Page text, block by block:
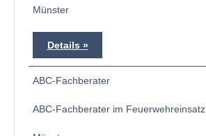
Münster
Details
ABC-Fachberater
ABC-Fachberater im Feuerwehreinsatz